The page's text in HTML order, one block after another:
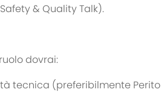
Safety& Quality Talk).
dovrai:
tecnica (preferibilmente